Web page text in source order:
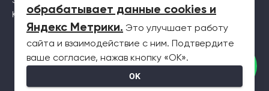
Контекстная реклама
2026 © Все права защищены. Информация на сайте не является
публичной офертой
обрабатывает данные cookies и
Яндекс Метрики. Это улучшает работу
сайта и взаимодействие с ним. Подтвердите
ваше согласие, нажав кнопку «OK».
OK